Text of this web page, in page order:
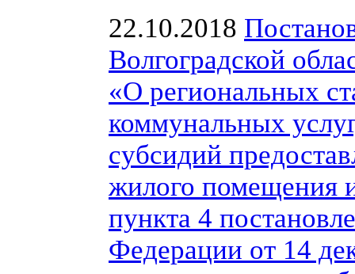
22.10.2018
Волгоградской
«О региональных
коммунальных
субсидий
жилого помещения
пункта 4
Федерации от 14